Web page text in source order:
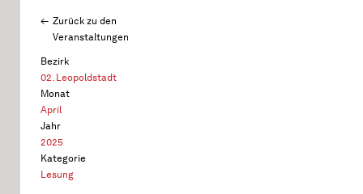
Zurück zu den
Veranstaltungen
Bezirk
02. Leopoldstadt
Monat
April
Jahr
2025
Kategorie
Lesung